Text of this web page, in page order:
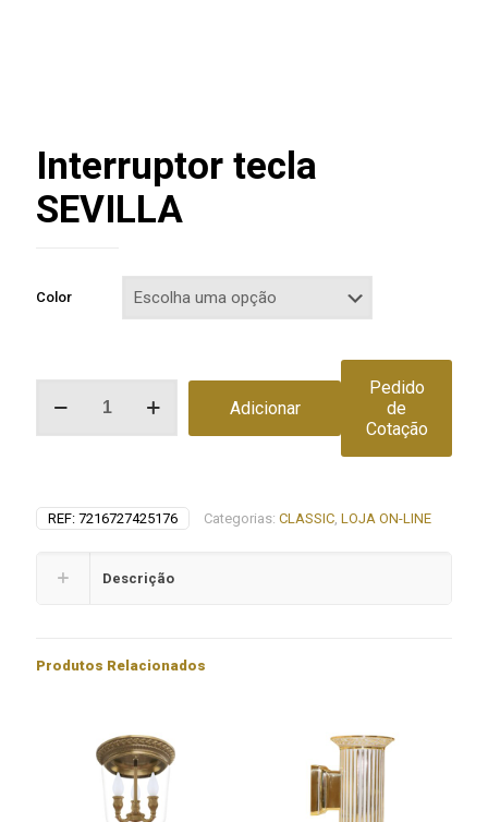
Interruptor tecla
SEVILLA
Color
Adicionar
Pedido
de
Cotação
REF: 7216727425176 Categorias: CLASSIC LOJA ON-LINE
Descrição
Produtos Relacionados